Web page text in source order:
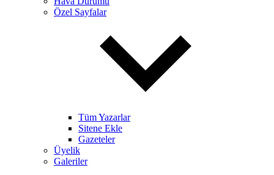
Özel Sayfalar
Tüm Yazarlar
Sitene Ekle
Gazeteler
Üyelik
Galeriler